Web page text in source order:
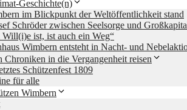
Geschichte(n)
im Blickpunkt der Weltöffentlichkeit stand
Schröder zwischen Seelsorge und
Will(i)e ist, ist auch ein Weg“
Wimbern entsteht in Nacht- und
Chroniken in die Vergangenheit reisen
Schützenfest 1809
für alle
Wimbern